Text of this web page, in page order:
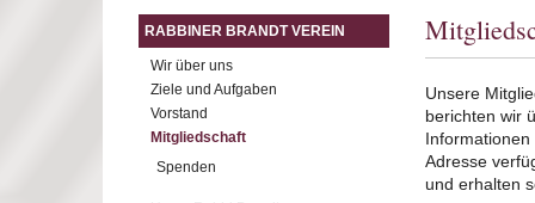
RABBINER BRANDT VEREIN
Wir über uns
Ziele und Aufgaben
Vorstand
Mitgliedschaft
Spenden
Unsere
berichten wir
Adresse
und erhalten